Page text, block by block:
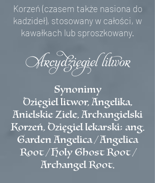
Korzeń (czasem także nasiona do
kadzideł), stosowany w całości, w
kawałkach lub sproszkowany.
Arcydzięgiel litwor
Synonimy
Dzięgiel litwor, Angelika,
Anielskie Ziele, Archangielski
Korzeń, Dzięgiel lekarski; ang.
Garden Angelica / Angelica
Root / Holy Ghost Root /
Archangel Root.